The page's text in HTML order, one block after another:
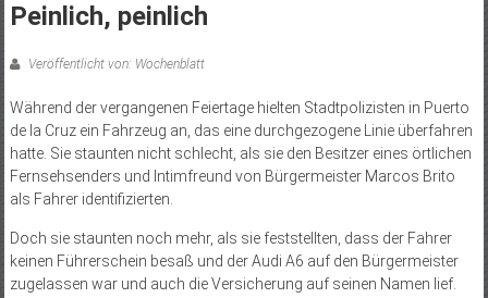
Peinlich, peinlich
Veröffentlicht von: Wochenblatt
Während der vergangenen Feiertage hielten Stadtpolizisten in Puerto
de la Cruz ein Fahrzeug an, das eine durchgezogene Linie überfahren
hatte. Sie staunten nicht schlecht, als sie den Besitzer eines örtlichen
Fernsehsenders und Intimfreund von Bürgermeister Marcos Brito
als Fahrer identifizierten.
Doch sie staunten noch mehr, als sie feststellten, dass der Fahrer
keinen Führerschein besaß und der Audi A6 auf den Bürgermeister
zugelassen war und auch die Versicherung auf seinen Namen lief.